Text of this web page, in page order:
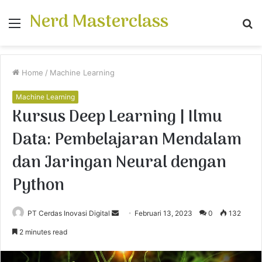
Menu
Nerd Masterclass
Home / Machine Learning
Machine Learning
Kursus Deep Learning | Ilmu
Data: Pembelajaran Mendalam
dan Jaringan Neural dengan
Python
PT Cerdas Inovasi Digital
d
Februari 13, 2023 0 132
2 minutes read